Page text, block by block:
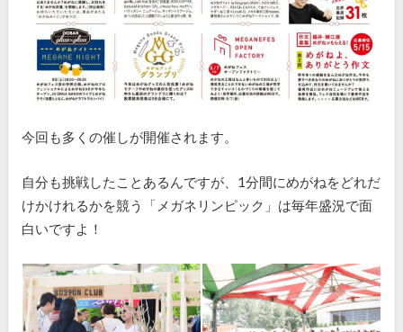
今回も多くの催しが開催されます。
自分も挑戦したことあるんですが、1分間にめがねをどれだ
けかけれるかを競う「メガネリンピック」は毎年盛況で面
白いですよ！